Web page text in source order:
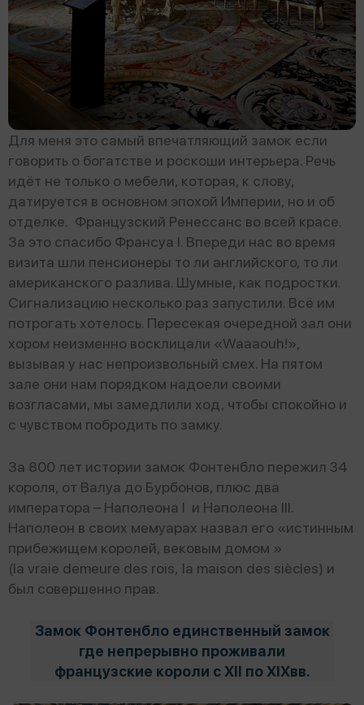
Для меня это самый впечатляющий замок если
говорить о богатстве и роскоши интерьера. Речь
идёт не только о мебели, которая, к слову,
датируется в основном эпохой Империи, но и об
отделке. Французский Ренессанс во всей красе.
За это спасибо Франсуа I. Впереди нас во время
визита шли пенсионеры то ли английского, то ли
американского разлива. Шумные, как подростки.
Сигнализацию несколько раз запустили. Всё им
потрогать хотелось. Пересекая очередной зал они
хором неизменно восклицали «Waaaouh!»,
вызывая у нас непроизвольный смех. На пятом
зале они нам порядком надоели своими
возгласами, мы замедлили ход, чтобы спокойно и
с чувством побродить по замку.
За 800 лет истории замок Фонтенбло пережил 34
короля, от Валуа до Бурбонов, плюс два
императора – Наполеона I и Наполеона III.
Наполеон в своих мемуарах назвал его «истинным
прибежищем королей, вековым домом »
(la vraie demeure des rois, la maison des siècles) и
был совершенно прав.
Замок Фонтенбло единственный замок
где непрерывно проживали
французские короли с XII по XIXвв.